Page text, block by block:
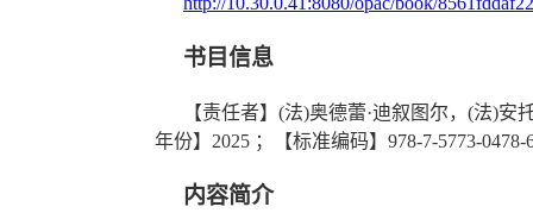
书目信息
【责任者】 (法)奥德蕾·迪叙图尔， (法)安
年份】 2025 ； 【标准编码】 978-7-5773-0478-
内容简介